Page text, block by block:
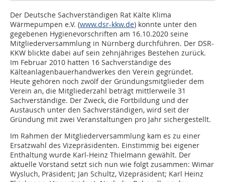
Der Deutsche Sachverständigen Rat Kälte Klima
Wärmepumpen e.V. (www.dsr-kkw.de) konnte unter den
gegebenen Hygienevorschriften am 16.10.2020 seine
Mitgliederversammlung in Nürnberg durchführen. Der DSR-
KKW blickte dabei auf sein zehnjähriges Bestehen zurück.
Im Februar 2010 hatten 16 Sachverständige des
Kälteanlagenbauerhandwerkes den Verein gegründet.
Heute gehören noch zwölf der Gründungsmitglieder dem
Verein an, die Mitgliederzahl beträgt mittlerweile 31
Sachverständige. Der Zweck, die Fortbildung und der
Austausch unter den Sachverständigen, wird seit der
Gründung mit zwei Veranstaltungen pro Jahr sichergestellt.
Im Rahmen der Mitgliederversammlung kam es zu einer
Ersatzwahl des Vizepräsidenten. Einstimmig bei eigener
Enthaltung wurde Karl-Heinz Thielmann gewählt. Der
aktuelle Vorstand setzt sich nun wie folgt zusammen: Wimar
Wysluch, Präsident; Jan Schultz, Vizepräsident; Karl Heinz